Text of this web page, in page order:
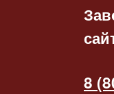
8